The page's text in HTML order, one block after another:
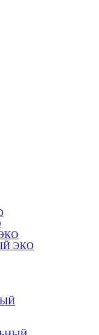
ЭКО